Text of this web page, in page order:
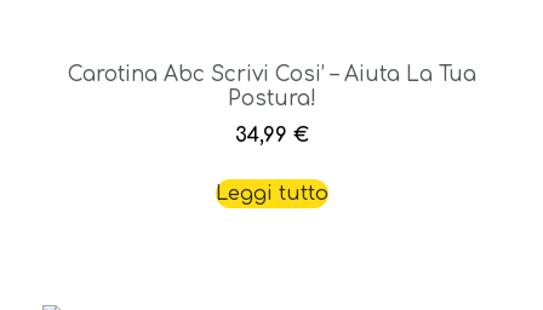
Carotina Abc Scrivi Cosi’ – Aiuta La Tua
Postura!
34,99 €
Leggi tutto